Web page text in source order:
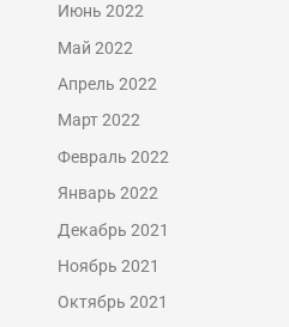
Июнь 2022
Май 2022
Апрель 2022
Март 2022
Февраль 2022
Январь 2022
Декабрь 2021
Ноябрь 2021
Октябрь 2021